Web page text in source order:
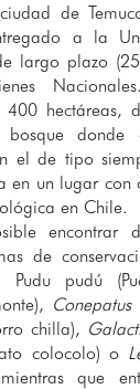
de
a la
largo plazo
hectáreas,
donde
el de tipo
en un lugar con
en Chile.
encontrar
de
Pudu pudú
Conepatus
chilla),
colocolo) o
que